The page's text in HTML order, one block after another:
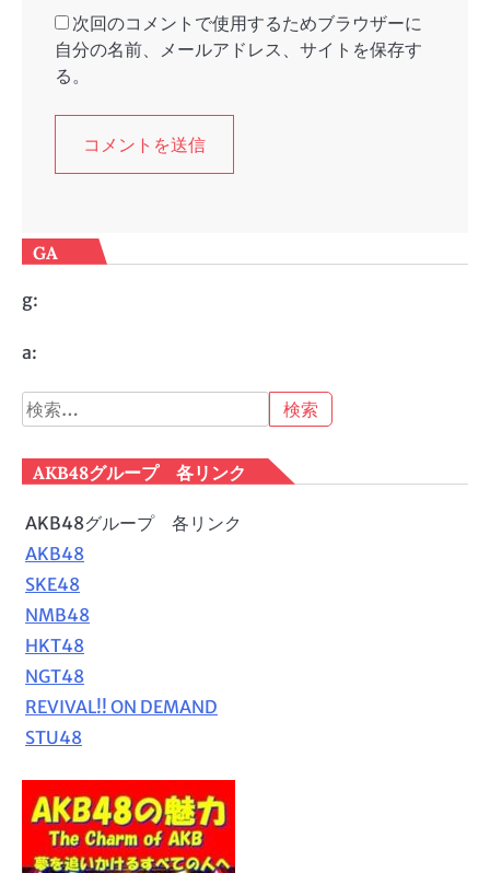
次回のコメントで使用するためブラウザーに
自分の名前、メールアドレス、サイトを保存す
る。
GA
g:
a:
検
索:
AKB48グループ 各リンク
AKB48グループ 各リンク
AKB48
SKE48
NMB48
HKT48
NGT48
REVIVAL!! ON DEMAND
STU48